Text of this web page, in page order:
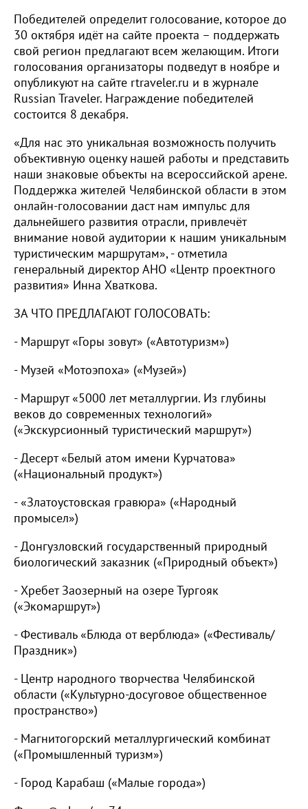
Победителей определит голосование, которое до
30 октября идёт на сайте проекта – поддержать
свой регион предлагают всем желающим. Итоги
голосования организаторы подведут в ноябре и
опубликуют на сайте rtraveler.ru и в журнале
Russian Traveler. Награждение победителей
состоится 8 декабря.
«Для нас это уникальная возможность получить
объективную оценку нашей работы и представить
наши знаковые объекты на всероссийской арене.
Поддержка жителей Челябинской области в этом
онлайн-голосовании даст нам импульс для
дальнейшего развития отрасли, привлечёт
внимание новой аудитории к нашим уникальным
туристическим маршрутам», - отметила
генеральный директор АНО «Центр проектного
развития» Инна Хваткова.
ЗА ЧТО ПРЕДЛАГАЮТ ГОЛОСОВАТЬ:
- Маршрут «Горы зовут» («Автотуризм»)
- Музей «Мотоэпоха» («Музей»)
- Маршрут «5000 лет металлургии. Из глубины
веков до современных технологий»
(«Экскурсионный туристический маршрут»)
- Десерт «Белый атом имени Курчатова»
(«Национальный продукт»)
- «Златоустовская гравюра» («Народный
промысел»)
- Донгузловский государственный природный
биологический заказник («Природный объект»)
- Хребет Заозерный на озере Тургояк
(«Экомаршрут»)
- Фестиваль «Блюда от верблюда» («Фестиваль/
Праздник»)
- Центр народного творчества Челябинской
области («Культурно-досуговое общественное
пространство»)
- Магнитогорский металлургический комбинат
(«Промышленный туризм»)
- Город Карабаш («Малые города»)